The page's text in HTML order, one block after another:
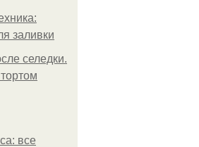
заливки
селедки.
все